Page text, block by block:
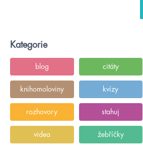
Kategorie
blog citáty
knihomoloviny kvízy
rozhovory stahuj
videa žebříčky